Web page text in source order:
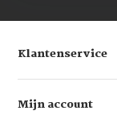
Klantenservice
Mijn account